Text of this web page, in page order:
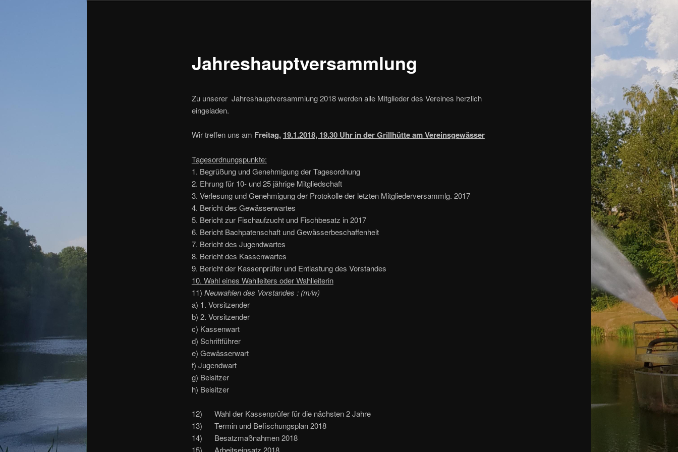
Jahreshauptversammlung
Zu unserer Jahreshauptversammlung 2018 werden alle Mitglieder des Vereines herzlich
eingeladen.
Wir treffen uns am Freitag, 19.1.2018, 19.30 Uhr in der Grillhütte am Vereinsgewässer
Tagesordnungspunkte:
1. Begrüßung und Genehmigung der Tagesordnung
2. Ehrung für 10- und 25 jährige Mitgliedschaft
3. Verlesung und Genehmigung der Protokolle der letzten Mitgliederversammlg. 2017
4. Bericht des Gewässerwartes
5. Bericht zur Fischaufzucht und Fischbesatz in 2017
6. Bericht Bachpatenschaft und Gewässerbeschaffenheit
7. Bericht des Jugendwartes
8. Bericht des Kassenwartes
9. Bericht der Kassenprüfer und Entlastung des Vorstandes
10. Wahl eines Wahlleiters oder Wahlleiterin
11) Neuwahlen des Vorstandes : (m/w)
a) 1. Vorsitzender
b) 2. Vorsitzender
c) Kassenwart
d) Schriftführer
e) Gewässerwart
f) Jugendwart
g) Beisitzer
h) Beisitzer
12) Wahl der Kassenprüfer für die nächsten 2 Jahre
13) Termin und Befischungsplan 2018
14) Besatzmaßnahmen 2018
15) Arbeitseinsatz 2018